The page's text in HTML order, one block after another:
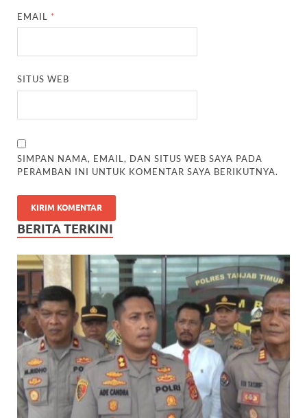
EMAIL *
SITUS WEB
SIMPAN NAMA, EMAIL, DAN SITUS WEB SAYA PADA
PERAMBAN INI UNTUK KOMENTAR SAYA BERIKUTNYA.
BERITA TERKINI